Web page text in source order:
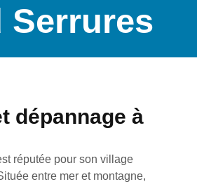
Serrures
dépannage à
réputée pour son village
entre mer et montagne,